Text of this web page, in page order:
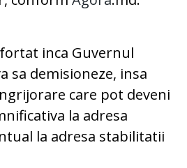
inca Guvernul
sa demisioneze, insa
care pot deveni
la adresa
la adresa stabilitatii